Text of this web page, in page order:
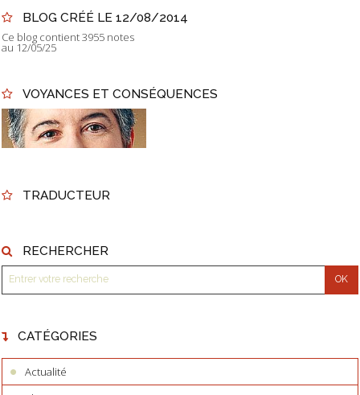
BLOG CRÉÉ LE 12/08/2014
Ce blog contient 3955 notes
au 12/05/25
VOYANCES ET CONSÉQUENCES
TRADUCTEUR
RECHERCHER
CATÉGORIES
Actualité